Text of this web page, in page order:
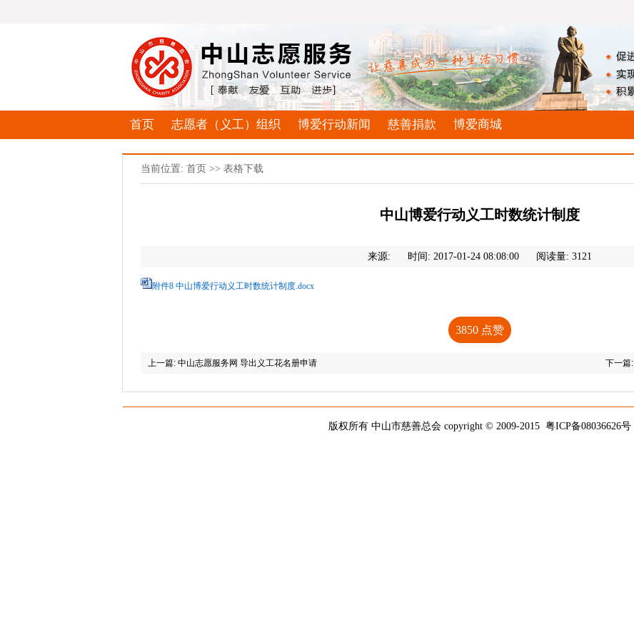
首页 志愿者（义工）组织 博爱行动新闻 慈善捐款 博爱商城
当前位置: 首页 >> 表格下载
中山博爱行动义工时数统计制度
来源: 时间: 2017-01-24 08:08:00 阅读量: 3121
附件8 中山博爱行动义工时数统计制度.docx
3850 点赞
上一篇: 中山志愿服务网 导出义工花名册申请 下一篇:
版权所有 中山市慈善总会 copyright © 2009-2015 粤ICP备08036626号